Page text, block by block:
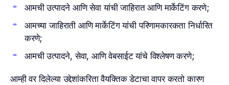
आमची उत्पादने आणि सेवा यांची जाहिरात आणि मार्केटिंग करणे;
आमच्या जाहिराती आणि मार्केटिंग यांची परिणामकारकता निर्धारित
करणे;
आमची उत्पादने, सेवा, आणि वेबसाईट यांचे विश्लेषण करणे;
आम्ही वर दिलेल्या उद्देशांकरिता वैयक्तिक डेटाचा वापर करतो कारण